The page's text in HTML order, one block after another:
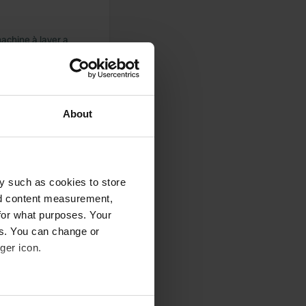
About
such as cookies to store
content measurement,
what purposes. Your
You can change or
icon.
meters
à laver a
moustiques !!
peu
le côté de la